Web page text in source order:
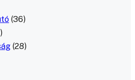
(36)
(28)